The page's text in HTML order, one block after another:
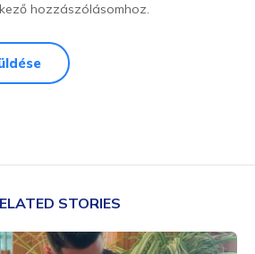
hozzászólásomhoz.
STORIES